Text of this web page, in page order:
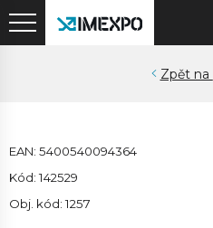
EAN: 5400540094364
Kód: 142529
Obj. kód: 1257